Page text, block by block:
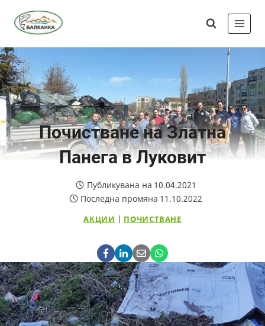
Почистване на Златна
Панега в Луковит
Публикувана на 10.04.2021
Последна промяна 11.10.2022
АКЦИИ | ПОЧИСТВАНЕ